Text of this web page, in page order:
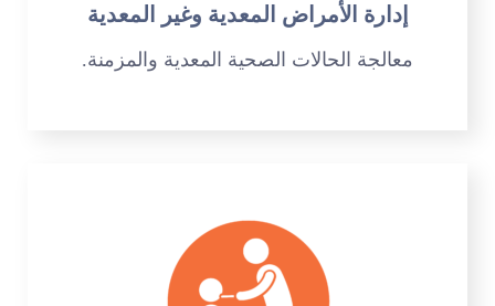
إدارة الأمراض المعدية وغير المعدية
معالجة الحالات الصحية المعدية والمزمنة.